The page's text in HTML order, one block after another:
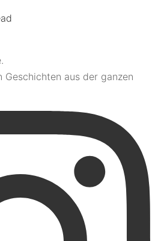
Geschichten aus der ganzen